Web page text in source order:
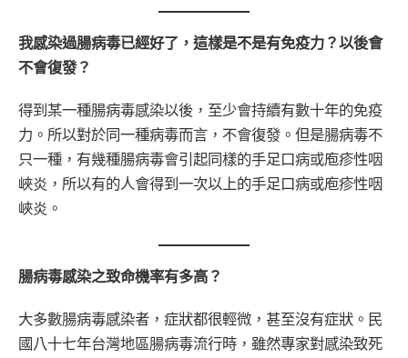
我感染過腸病毒已經好了，這樣是不是有免疫力？以後會
不會復發？
得到某一種腸病毒感染以後，至少會持續有數十年的免疫
力。所以對於同一種病毒而言，不會復發。但是腸病毒不
只一種，有幾種腸病毒會引起同樣的手足口病或庖疹性咽
峽炎，所以有的人會得到一次以上的手足口病或庖疹性咽
峽炎。
腸病毒感染之致命機率有多高？
大多數腸病毒感染者，症狀都很輕微，甚至沒有症狀。民
國八十七年台灣地區腸病毒流行時，雖然專家對感染致死